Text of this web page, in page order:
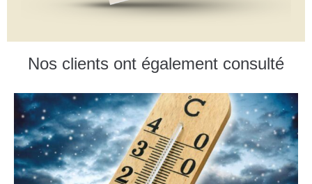
Nos clients ont également consulté